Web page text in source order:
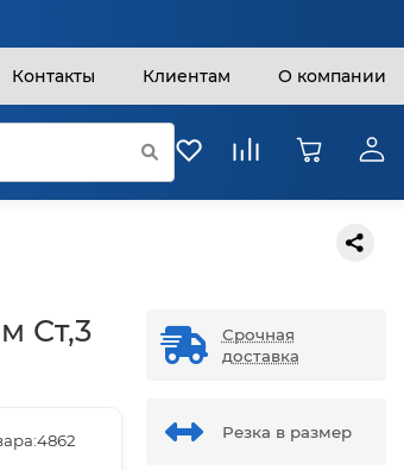
Контакты Клиентам О компании
Ст,3
4862
Срочная
доставка
Резка в размер